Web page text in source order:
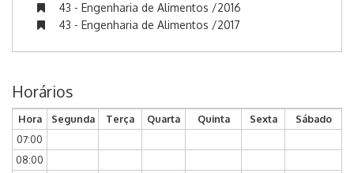
43 - Engenharia de Alimentos /2016
43 - Engenharia de Alimentos /2017
Horários
Hora Segunda Terça Quarta Quinta Sexta
Sábado
07:00
08:00